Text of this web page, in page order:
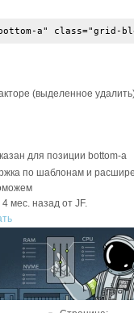
a" class="grid-
(выделенное
для позиции bottom-a
по шаблонам и
мес. назад от JF.